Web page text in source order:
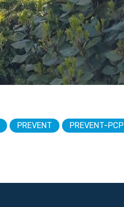
PREVENT PREVENT-PCP